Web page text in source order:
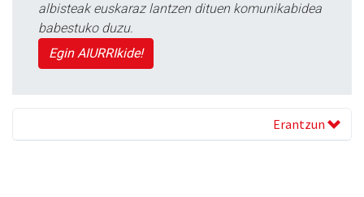
albisteak euskaraz lantzen dituen komunikabidea
babestuko duzu.
Egin AIURRIkide!
Erantzun